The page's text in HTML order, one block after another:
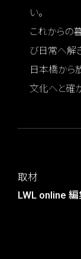
い。
これからの
び日常へ解
日本橋から
文化へと確
取材
LWL online